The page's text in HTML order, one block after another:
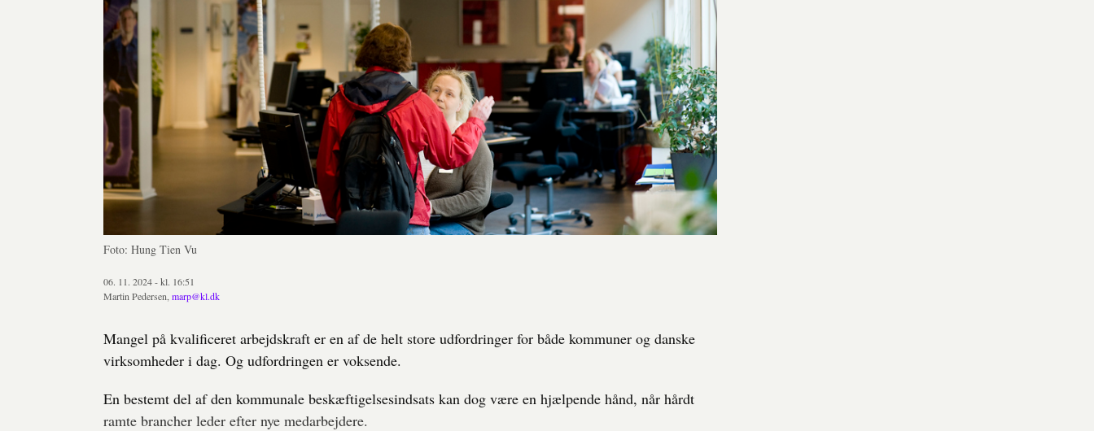
Foto: Hung Tien Vu
06. 11. 2024 - kl. 16:51
Martin Pedersen, marp@kl.dk
Mangel på kvalificeret arbejdskraft er en af de helt store udfordringer for både kommuner og danske
virksomheder i dag. Og udfordringen er voksende.
En bestemt del af den kommunale beskæftigelsesindsats kan dog være en hjælpende hånd, når hårdt
ramte brancher leder efter nye medarbejdere.